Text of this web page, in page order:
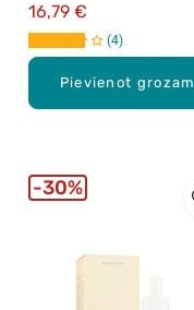
Pievienot grozam
16,79 €
4
30%